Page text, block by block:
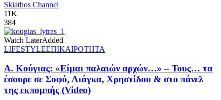
Skiathos Channel
11K
384
Watch LaterAdded
LIFESTYLEΕΠΙΚΑΙΡΟΤΗΤΑ
Α. Κούγιας: «Είμαι παλαιών αρχών…» – Τους… τα
έσουρε σε Σοφό, Λιάγκα, Χρηστίδου & στο πάνελ
της εκπομπής (Video)